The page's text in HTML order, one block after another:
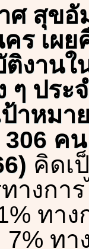
สุขอั
ร เผ
งานใ
ๆ ประ
าหมา
ค
คิดเ
างกา
ทา
7% ท